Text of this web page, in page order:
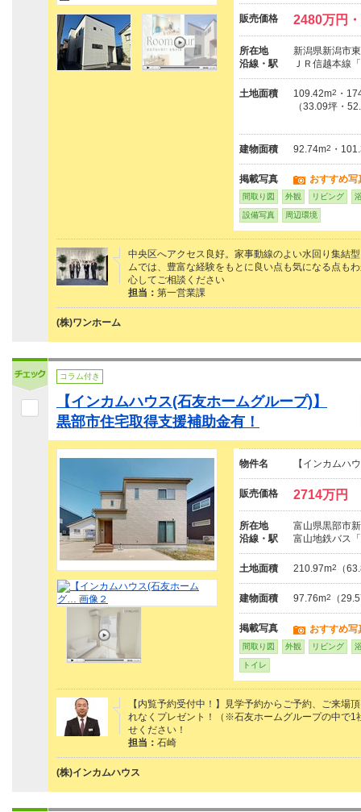
販売価格 2480万円
所在地
新潟県新潟市
沿線・駅
ＪＲ信越本線
土地面積 109.42m2 ・
（33.09坪・
建物面積 92.74m2 ・
掲載写真 おすすめ写
間取り図 外観 リビング
設備写真 周辺環境
中央区へアクセス良好。家事動線のよい水回り集結
ムでは、豊富な経験をもとに良い点も気になる点も
心してご相談ください
担当： 第一営業課
(株)ワンホーム
コラム付き
【インカムハウス(石友ホームグループ)】
黒部市住宅取得支援補助金有！
物件名 【インカムハ
販売価格 2714万円
所在地
富山県黒部市
沿線・駅
富山地鉄バス
土地面積 210.97m2 （
建物面積 97.76m2 （
掲載写真 おすすめ写
間取り図 外観 リビング
トイレ
【内覧予約受付中！】見学予約からご予約、ご来場
れなくプレゼント！（※石友ホームグループの中で1
せください！
担当： 石崎
(株)インカムハウス